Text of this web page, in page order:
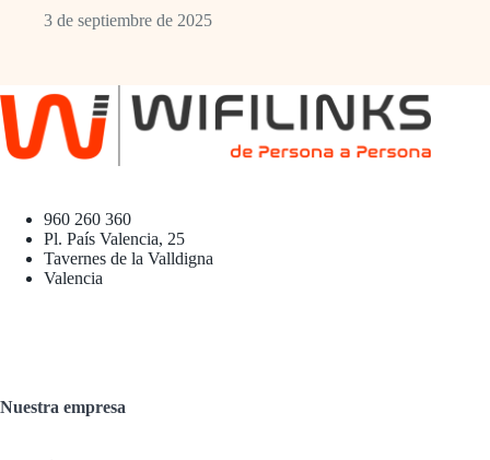
3 de septiembre de 2025
960 260 360
Pl. País Valencia, 25
Tavernes de la Valldigna
Valencia
Nuestra empresa